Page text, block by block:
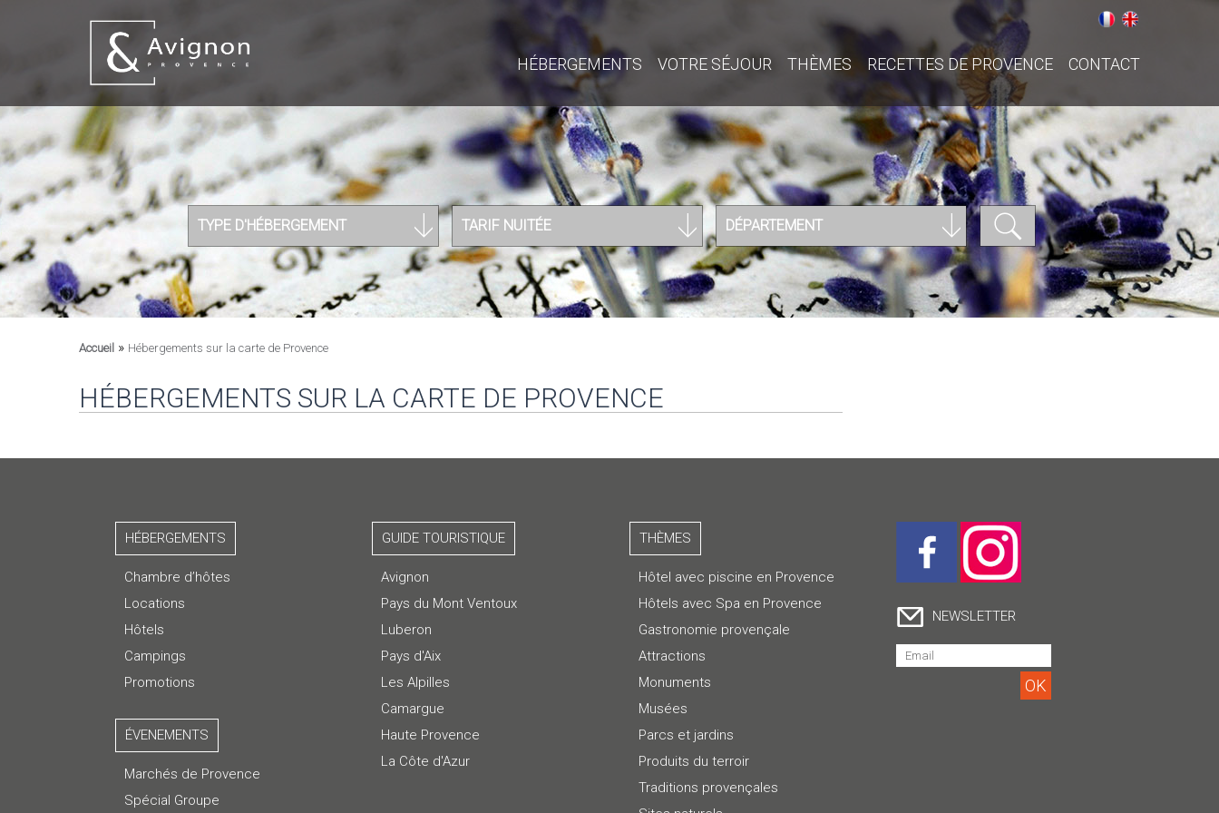
HÉBERGEMENTS VOTRE SÉJOUR THÈMES RECETTES DE PROVENCE CONTACT
TYPE D'HÉBERGEMENT TARIF NUITÉE DÉPARTEMENT
Accueil » Hébergements sur la carte de Provence
HÉBERGEMENTS SUR LA CARTE DE PROVENCE
Nothing found
HÉBERGEMENTS
Chambre d’hôtes
Locations
Hôtels
Campings
Promotions
ÉVENEMENTS
Marchés de Provence
Spécial Groupe
GUIDE TOURISTIQUE
Avignon
Pays du Mont Ventoux
Luberon
Pays d'Aix
Les Alpilles
Camargue
Haute Provence
La Côte d'Azur
THÈMES
Hôtel avec piscine en Provence
Hôtels avec Spa en Provence
Gastronomie provençale
Attractions
Monuments
Musées
Parcs et jardins
Produits du terroir
Traditions provençales
NEWSLETTER